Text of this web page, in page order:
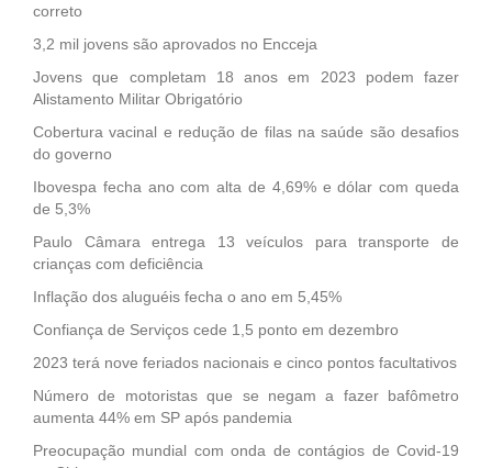
correto
3,2 mil jovens são aprovados no Encceja
Jovens que completam 18 anos em 2023 podem fazer
Alistamento Militar Obrigatório
Cobertura vacinal e redução de filas na saúde são desafios
do governo
Ibovespa fecha ano com alta de 4,69% e dólar com queda
de 5,3%
Paulo Câmara entrega 13 veículos para transporte de
crianças com deficiência
Inflação dos aluguéis fecha o ano em 5,45%
Confiança de Serviços cede 1,5 ponto em dezembro
2023 terá nove feriados nacionais e cinco pontos facultativos
Número de motoristas que se negam a fazer bafômetro
aumenta 44% em SP após pandemia
Preocupação mundial com onda de contágios de Covid-19